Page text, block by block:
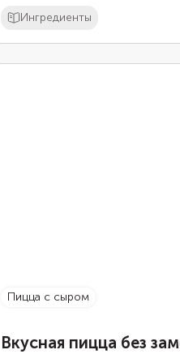
Ингредиенты
пицца с сыром
Вкусная пицца без